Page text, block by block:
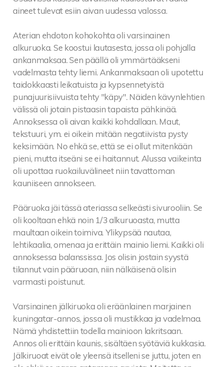
aineet tulevat esiin aivan uudessa valossa.
Aterian ehdoton kohokohta oli varsinainen
alkuruoka. Se koostui lautasesta, jossa oli pohjalla
ankanmaksaa. Sen päällä oli ymmärtääkseni
vadelmasta tehty liemi. Ankanmaksaan oli upotettu
taidokkaasti leikatuista ja kypsennetyistä
punajuurisiivuista tehty "käpy". Näiden kävynlehtien
välissä oli jotain pistaasin tapaista pähkinää.
Annoksessa oli aivan kaikki kohdallaan. Maut,
tekstuuri, ym. ei oikein mitään negatiivista pysty
keksimään. No ehkä se, että se ei ollut mitenkään
pieni, mutta itseäni se ei haitannut. Alussa vaikeinta
oli upottaa ruokailuvälineet niin tavattoman
kauniiseen annokseen.
Pääruoka jäi tässä ateriassa selkeästi sivurooliin. Se
oli kooltaan ehkä noin 1/3 alkuruoasta, mutta
maultaan oikein toimiva. Ylikypsää nautaa,
lehtikaalia, omenaa ja erittäin mainio liemi. Kaikki oli
annoksessa balanssissa. Jos olisin jostain syystä
tilannut vain pääruoan, niin nälkäisenä olisin
varmasti poistunut.
Varsinainen jälkiruoka oli eräänlainen marjainen
kuningatar-annos, jossa oli mustikkaa ja vadelmaa.
Nämä yhdistettiin todella mainioon lakritsaan.
Annos oli erittäin kaunis, sisältäen syötäviä kukkasia.
Jälkiruoat eivät ole yleensä itselleni se juttu, joten en